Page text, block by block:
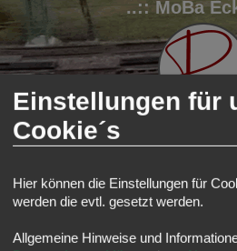
..:: MoBa
FAQ
Modellbahnforum Forum
Alle Cookies löschen
Einstellungen für
Cookie´s
Hier können die Einstellungen für
werden die evtl. gesetzt werden.
Allgemeine Hinweise und